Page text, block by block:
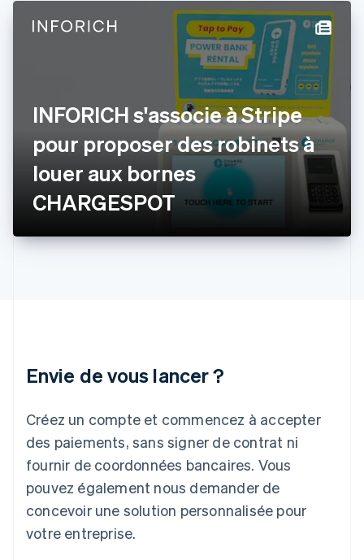
INFORICH s'associe à Stripe
pour proposer des robinets à
louer aux bornes
CHARGESPOT
Envie de vous lancer ?
Créez un compte et commencez à accepter
des paiements, sans signer de contrat ni
fournir de coordonnées bancaires. Vous
pouvez également nous demander de
concevoir une solution personnalisée pour
votre entreprise.
Finlande
English
Grèce
English
Hongrie
English
Inde
English
English
Deutsch English
Luxembourg
FrançaisDeutsch English
Malaisie
English 简体中文
Malte
English
EspañolEnglish